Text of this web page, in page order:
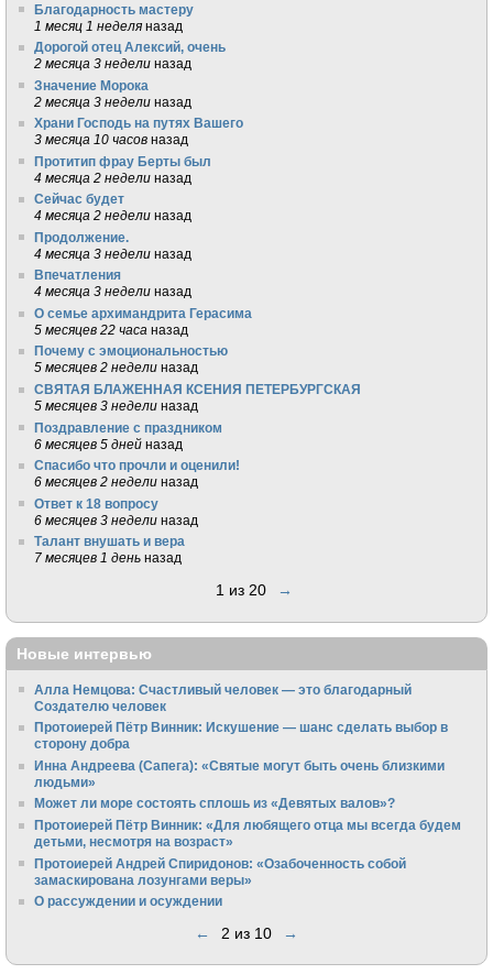
Благодарность мастеру
1 месяц 1 неделя назад
Дорогой отец Алексий, очень
2 месяца 3 недели назад
Значение Морока
2 месяца 3 недели назад
Храни Господь на путях Вашего
3 месяца 10 часов назад
Протитип фрау Берты был
4 месяца 2 недели назад
Сейчас будет
4 месяца 2 недели назад
Продолжение.
4 месяца 3 недели назад
Впечатления
4 месяца 3 недели назад
О семье архимандрита Герасима
5 месяцев 22 часа назад
Почему с эмоциональностью
5 месяцев 2 недели назад
СВЯТАЯ БЛАЖЕННАЯ КСЕНИЯ ПЕТЕРБУРГСКАЯ
5 месяцев 3 недели назад
Поздравление с праздником
6 месяцев 5 дней назад
Спасибо что прочли и оценили!
6 месяцев 2 недели назад
Ответ к 18 вопросу
6 месяцев 3 недели назад
Талант внушать и вера
7 месяцев 1 день назад
1 из 20 →
Новые интервью
Алла Немцова: Счастливый человек — это благодарный
Создателю человек
Протоиерей Пётр Винник: Искушение — шанс сделать выбор в
сторону добра
Инна Андреева (Сапега): «Святые могут быть очень близкими
людьми»
Может ли море состоять сплошь из «Девятых валов»?
Протоиерей Пётр Винник: «Для любящего отца мы всегда будем
детьми, несмотря на возраст»
Протоиерей Андрей Спиридонов: «Озабоченность собой
замаскирована лозунгами веры»
О рассуждении и осуждении
← 2 из 10 →